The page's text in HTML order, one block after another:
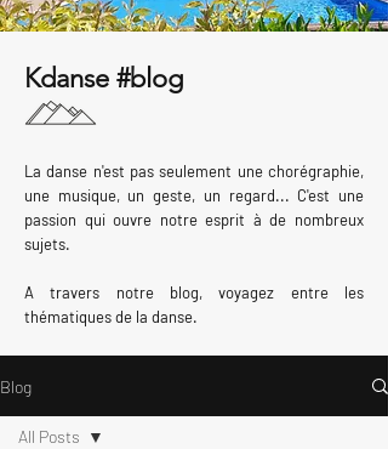
Kdanse #blog
La danse n'est pas seulement une chorégraphie,
une musique, un geste, un regard... C'est une
passion qui ouvre notre esprit à de nombreux
sujets.
A travers notre blog, voyagez entre les
thématiques de la danse.
Blog
All Posts